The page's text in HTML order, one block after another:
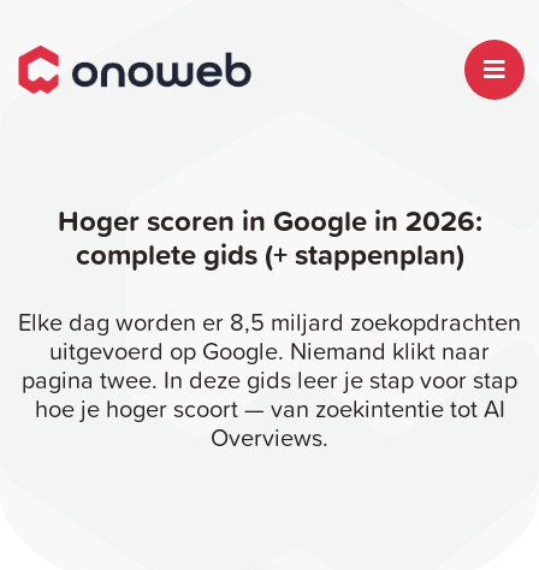
Hoger scoren in Google in 2026:
complete gids (+ stappenplan)
Elke dag worden er 8,5 miljard zoekopdrachten
uitgevoerd op Google. Niemand klikt naar
pagina twee. In deze gids leer je stap voor stap
hoe je hoger scoort — van zoekintentie tot AI
Overviews.